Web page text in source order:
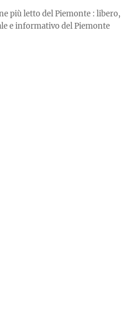
più letto del Piemonte : libero,
e informativo del Piemonte